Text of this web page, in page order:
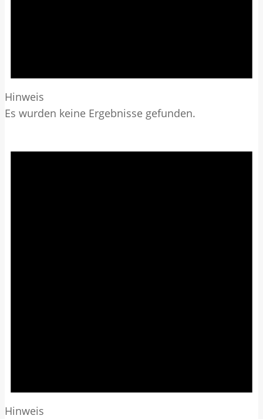
Hinweis
Es wurden keine Ergebnisse gefunden.
Hinweis